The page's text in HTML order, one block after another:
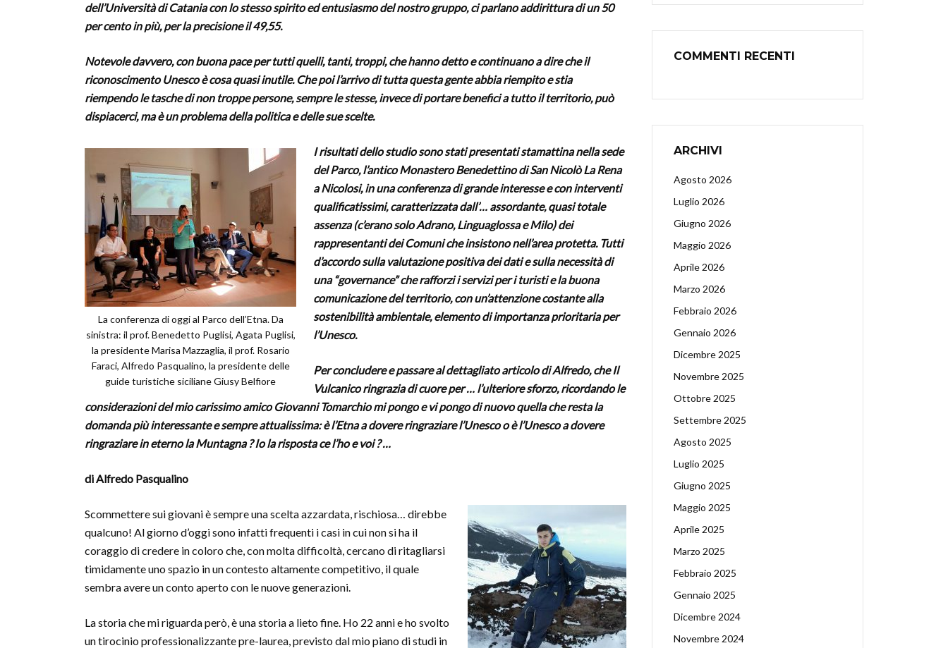
dell’Università di Catania con lo stesso spirito ed entusiasmo del nostro gruppo, ci parlano addirittura di un 50
per cento in più, per la precisione il 49,55.
Notevole davvero, con buona pace per tutti quelli, tanti, troppi, che hanno detto e continuano a dire che il
riconoscimento Unesco è cosa quasi inutile. Che poi l’arrivo di tutta questa gente abbia riempito e stia
riempendo le tasche di non troppe persone, sempre le stesse, invece di portare benefici a tutto il territorio, può
dispiacerci, ma è un problema della politica e delle sue scelte.
La conferenza di oggi al Parco dell’Etna. Da
sinistra: il prof. Benedetto Puglisi, Agata Puglisi,
la presidente Marisa Mazzaglia, il prof. Rosario
Faraci, Alfredo Pasqualino, la presidente delle
guide turistiche siciliane Giusy Belfiore
I risultati dello studio sono stati presentati stamattina nella sede
del Parco, l’antico Monastero Benedettino di San Nicolò La Rena
a Nicolosi, in una conferenza di grande interesse e con interventi
qualificatissimi, caratterizzata dall’… assordante, quasi totale
assenza (c’erano solo Adrano, Linguaglossa e Milo) dei
rappresentanti dei Comuni che insistono nell’area protetta. Tutti
d’accordo sulla valutazione positiva dei dati e sulla necessità di
una “governance” che rafforzi i servizi per i turisti e la buona
comunicazione del territorio, con un’attenzione costante alla
sostenibilità ambientale, elemento di importanza prioritaria per
l’Unesco.
Per concludere e passare al dettagliato articolo di Alfredo, che Il
Vulcanico ringrazia di cuore per … l’ulteriore sforzo, ricordando le
considerazioni del mio carissimo amico Giovanni Tomarchio mi pongo e vi pongo di nuovo quella che resta la
domanda più interessante e sempre attualissima: è l’Etna a dovere ringraziare l’Unesco o è l’Unesco a dovere
ringraziare in eterno la Muntagna ? Io la risposta ce l’ho e voi ? …
di Alfredo Pasqualino
Scommettere sui giovani è sempre una scelta azzardata, rischiosa… direbbe
qualcuno! Al giorno d’oggi sono infatti frequenti i casi in cui non si ha il
coraggio di credere in coloro che, con molta difficoltà, cercano di ritagliarsi
timidamente uno spazio in un contesto altamente competitivo, il quale
sembra avere un conto aperto con le nuove generazioni.
La storia che mi riguarda però, è una storia a lieto fine. Ho 22 anni e ho svolto
un tirocinio professionalizzante pre-laurea, previsto dal mio piano di studi in
COMMENTI RECENTI
ARCHIVI
Agosto 2026
Luglio 2026
Giugno 2026
Maggio 2026
Aprile 2026
Marzo 2026
Febbraio 2026
Gennaio 2026
Dicembre 2025
Novembre 2025
Ottobre 2025
Settembre 2025
Agosto 2025
Luglio 2025
Giugno 2025
Maggio 2025
Aprile 2025
Marzo 2025
Febbraio 2025
Gennaio 2025
Dicembre 2024
Novembre 2024